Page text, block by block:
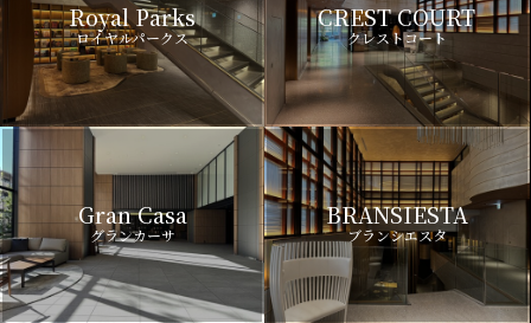
Royal Parks
ロイヤルパークス
CREST COURT
クレストコート
Gran Casa
グランカーサ
BRANSIESTA
ブランシエスタ